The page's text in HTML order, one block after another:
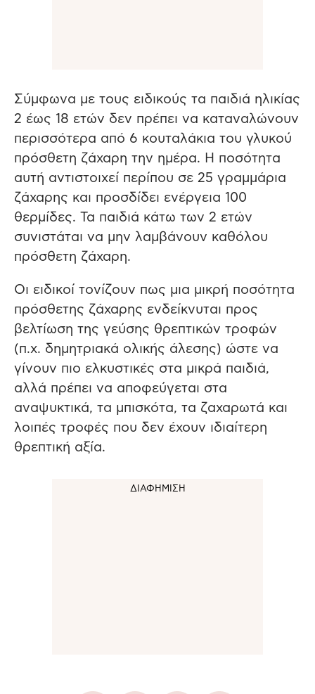
Σύμφωνα με τους ειδικούς τα παιδιά ηλικίας
2 έως 18 ετών δεν πρέπει να καταναλώνουν
περισσότερα από 6 κουταλάκια του γλυκού
πρόσθετη ζάχαρη την ημέρα. Η ποσότητα
αυτή αντιστοιχεί περίπου σε 25 γραμμάρια
ζάχαρης και προσδίδει ενέργεια 100
θερμίδες. Τα παιδιά κάτω των 2 ετών
συνιστάται να μην λαμβάνουν καθόλου
πρόσθετη ζάχαρη.
Οι ειδικοί τονίζουν πως μια μικρή ποσότητα
πρόσθετης ζάχαρης ενδείκνυται προς
βελτίωση της γεύσης θρεπτικών τροφών
(π.χ. δημητριακά ολικής άλεσης) ώστε να
γίνουν πιο ελκυστικές στα μικρά παιδιά,
αλλά πρέπει να αποφεύγεται στα
αναψυκτικά, τα μπισκότα, τα ζαχαρωτά και
λοιπές τροφές που δεν έχουν ιδιαίτερη
θρεπτική αξία.